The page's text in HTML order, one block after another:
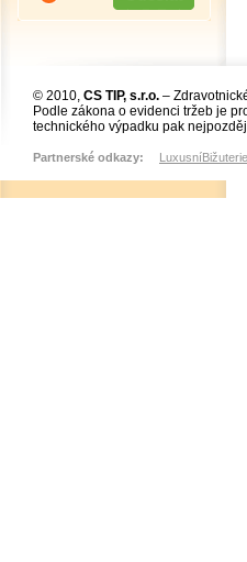
© 2010, CS TIP, s.r.o. –
Podle zákona o evidenci tržeb je
technického výpadku pak
Partnerské odkazy: